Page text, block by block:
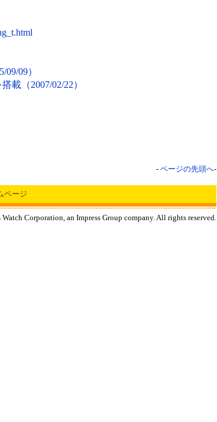
09）
載（2007/02/22）
- ページの先頭へ-
ページ
Corporation, an Impress Group company. All rights reserved.